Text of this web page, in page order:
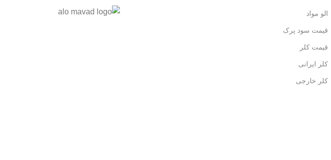
الو مواد
قیمت سود پرک
قیمت کلر
کلر ایرانی
کلر خارجی